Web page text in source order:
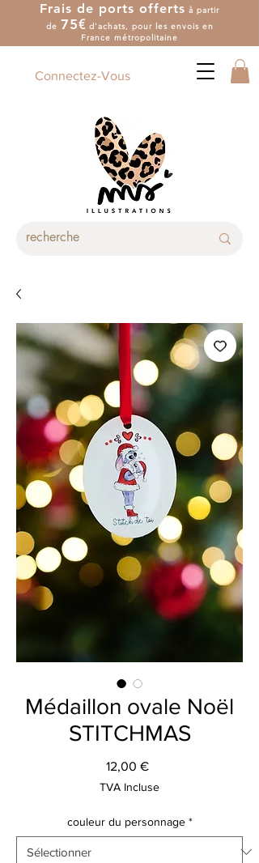
Frais de ports offerts à partir
de 75€ d'achats, pour les envois en
France métropolitaine
Connectez-Vous
Médaillon ovale Noël
STITCHMAS
12,00 €Prix
TVA Incluse
couleur du personnage *